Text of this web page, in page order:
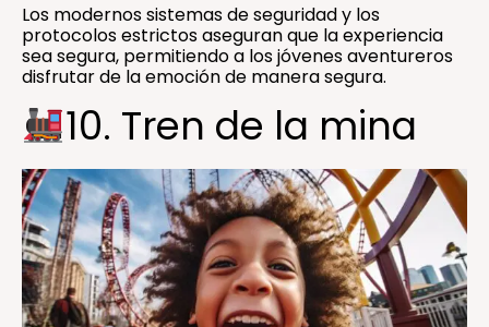
Los modernos sistemas de seguridad y los
protocolos estrictos aseguran que la experiencia
sea segura, permitiendo a los jóvenes aventureros
disfrutar de la emoción de manera segura.
10. Tren de la mina